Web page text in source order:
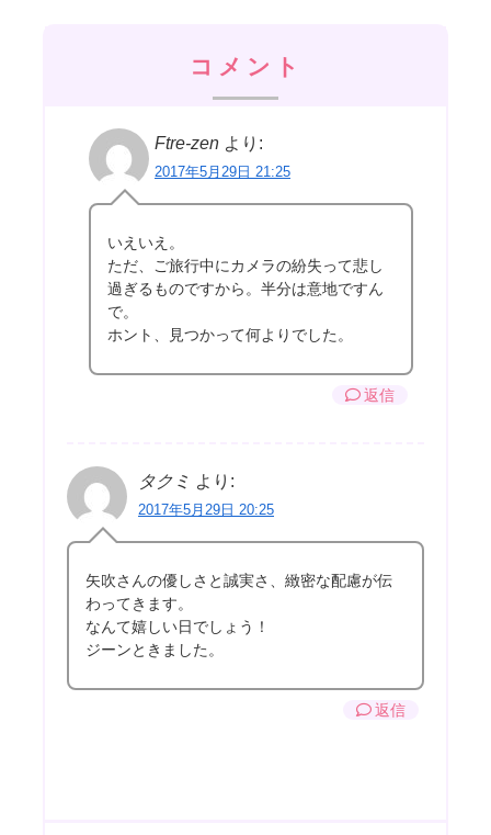
コメント
Ftre-zen より:
2017年5月29日 21:25
いえいえ。
ただ、ご旅行中にカメラの紛失って悲し
過ぎるものですから。半分は意地ですん
で。
ホント、見つかって何よりでした。
返信
タクミ より:
2017年5月29日 20:25
矢吹さんの優しさと誠実さ、緻密な配慮が伝
わってきます。
なんて嬉しい日でしょう！
ジーンときました。
返信